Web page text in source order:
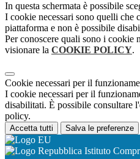
In questa schermata è possibile
I cookie necessari sono quelli che
piattaforma e non è possibile
Per conoscere quali sono i cookie
visionare la COOKIE POLICY.
Cookie necessari per il
I cookie necessari per il
disabilitati. È possibile consultare
policy.
Accetta tutti Salva le preferenze
Istituto